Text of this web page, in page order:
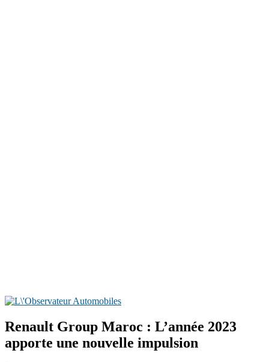
Renault Group Maroc : L’année 2023
apporte une nouvelle impulsion